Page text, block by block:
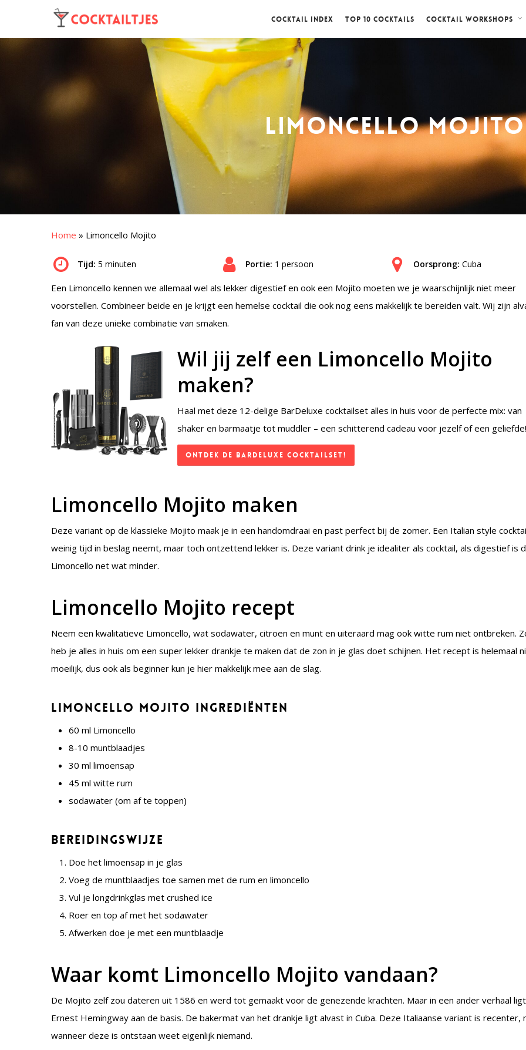
Cocktail index Top 10 cocktails Cocktail workshops
Limoncello Mojito
Home » Limoncello Mojito
Tijd: 5 minuten Portie: 1 persoon Oorsprong: Cuba
Een Limoncello kennen we allemaal wel als lekker digestief en ook een Mojito moeten we je waarschijnlijk niet meer
voorstellen. Combineer beide en je krijgt een hemelse cocktail die ook nog eens makkelijk te bereiden valt. Wij zijn
fan van deze unieke combinatie van smaken.
Wil jij zelf een Limoncello Mojito
maken?
Haal met deze 12-delige BarDeluxe cocktailset alles in huis voor de perfecte mix: van
shaker en barmaatje tot muddler – een schitterend cadeau voor jezelf of een geliefde!
Ontdek de BarDeluxe Cocktailset!
Limoncello Mojito maken
Deze variant op de klassieke Mojito maak je in een handomdraai en past perfect bij de zomer. Een Italian style
weinig tijd in beslag neemt, maar toch ontzettend lekker is. Deze variant drink je idealiter als cocktail, als digestief is
Limoncello net wat minder.
Limoncello Mojito recept
Neem een kwalitatieve Limoncello, wat sodawater, citroen en munt en uiteraard mag ook witte rum niet ontbreken.
heb je alles in huis om een super lekker drankje te maken dat de zon in je glas doet schijnen. Het recept is helemaal
moeilijk, dus ook als beginner kun je hier makkelijk mee aan de slag.
Limoncello Mojito ingrediënten
60 ml Limoncello
8-10 muntblaadjes
30 ml limoensap
45 ml witte rum
sodawater (om af te toppen)
Bereidingswijze
Doe het limoensap in je glas
Voeg de muntblaadjes toe samen met de rum en limoncello
Vul je longdrinkglas met crushed ice
Roer en top af met het sodawater
Afwerken doe je met een muntblaadje
Waar komt Limoncello Mojito vandaan?
De Mojito zelf zou dateren uit 1586 en werd tot gemaakt voor de genezende krachten. Maar in een ander verhaal ligt
Ernest Hemingway aan de basis. De bakermat van het drankje ligt alvast in Cuba. Deze Italiaanse variant is recenter,
wanneer deze is ontstaan weet eigenlijk niemand.